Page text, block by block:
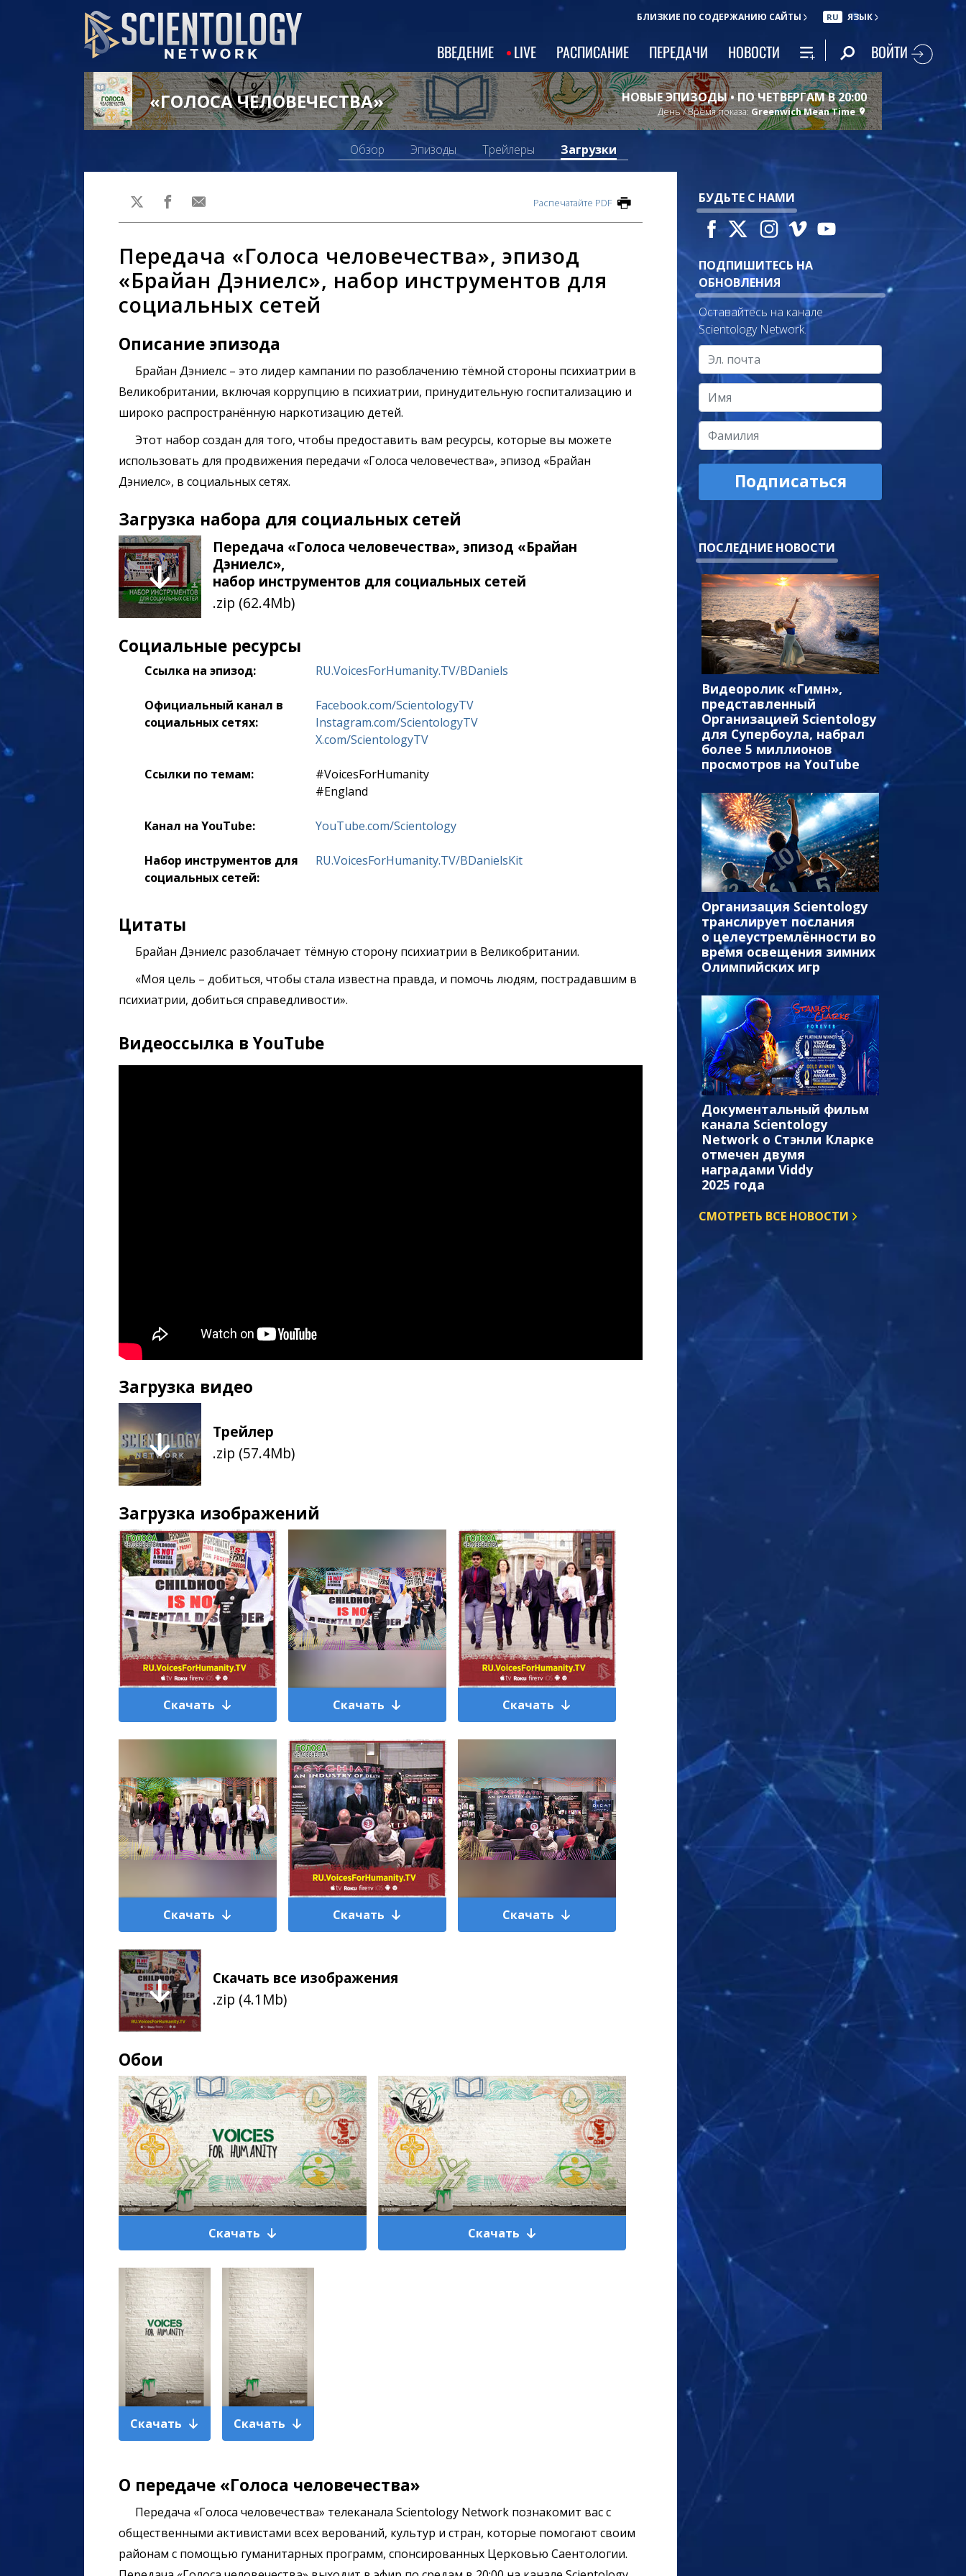
БЛИЗКИЕ ПО СОДЕРЖАНИЮ САЙТЫ RU ЯЗЫК
ВВЕДЕНИЕ LIVE РАСПИСАНИЕ ПЕРЕДАЧИ НОВОСТИ ВОЙТИ
«ГОЛОСА ЧЕЛОВЕЧЕСТВА» НОВЫЕ ЭПИЗОДЫ • ПО ЧЕТВЕРГАМ В 20:00
День / Время показа:Greenwich Mean Time
Обзор Эпизоды Трейлеры Загрузки
Распечатайте PDF
Передача «Голоса человечества», эпизод
«Брайан Дэниелс», набор инструментов для
социальных сетей
Описание эпизода
Брайан Дэниелс – это лидер кампании по разоблачению тёмной стороны психиатрии в
Великобритании, включая коррупцию в психиатрии, принудительную госпитализацию и
широко распространённую наркотизацию детей.
Этот набор создан для того, чтобы предоставить вам ресурсы, которые вы можете
использовать для продвижения передачи «Голоса человечества», эпизод «Брайан
Дэниелс», в социальных сетях.
Загрузка набора для социальных сетей
Передача «Голоса человечества», эпизод «Брайан
Дэниелс»,
набор инструментов для социальных сетей
.zip (62.4Mb)
Социальные ресурсы
Ссылка на эпизод: RU.VoicesForHumanity.TV/BDaniels
Официальный канал в
социальных сетях:
Facebook.com/ScientologyTV
Instagram.com/ScientologyTV
X.com/ScientologyTV
Ссылки по темам:
‎#VoicesForHumanity
‎#England
Канал на YouTube: YouTube.com/Scientology
Набор инструментов для
социальных сетей:
RU.VoicesForHumanity.TV/BDanielsKit
Цитаты
Брайан Дэниелс разоблачает тёмную сторону психиатрии в Великобритании.
«Моя цель – добиться, чтобы стала известна правда, и помочь людям, пострадавшим в
психиатрии, добиться справедливости».
Видеоссылка в YouTube
Загрузка видео
Трейлер
.zip (57.4Mb)
Загрузка изображений
Скачать Скачать Скачать
Скачать Скачать Скачать
Скачать все изображения
.zip (4.1Mb)
Обои
Скачать Скачать
Скачать Скачать
О передаче «Голоса человечества»
Передача «Голоса человечества» телеканала Scientology Network познакомит вас с
общественными активистами всех верований, культур и стран, которые помогают своим
районам с помощью гуманитарных программ, спонсированных Церковью Саентологии.
БУДЬТЕ С НАМИ
ПОДПИШИТЕСЬ НА
ОБНОВЛЕНИЯ
Оставайтесь на канале
Scientology Network.
Подписаться
ПОСЛЕДНИЕ НОВОСТИ
Видеоролик «Гимн»,
представленный
Организацией Scientology
для Супербоула, набрал
более 5 миллионов
просмотров на YouTube
Организация Scientology
транслирует послания
о целеустремлённости во
время освещения зимних
Олимпийских игр
Документальный фильм
канала Scientology
Network о Стэнли Кларке
отмечен двумя
наградами Viddy
2025 года
СМОТРЕТЬ ВСЕ НОВОСТИ